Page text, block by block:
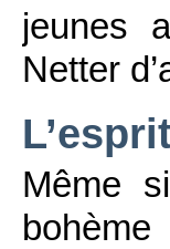
jeunes
Netter
Même